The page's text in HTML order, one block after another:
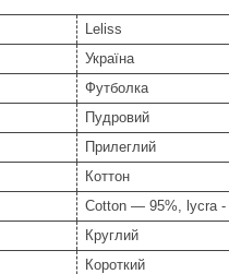
Leliss
Україна
Футболка
Пудровий
Прилеглий
Коттон
Сotton ― 95%, lycra -
Круглий
Короткий